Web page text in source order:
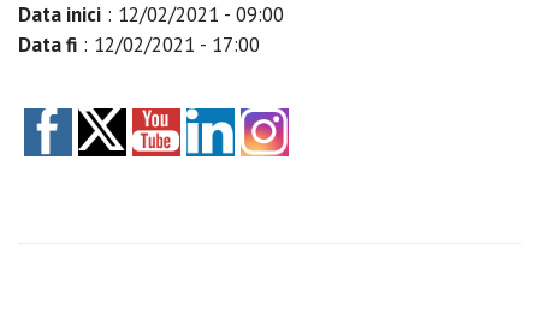
Educatiu
educatives
Data inici : 12/02/2021 - 09:00
Data fi : 12/02/2021 - 17:00